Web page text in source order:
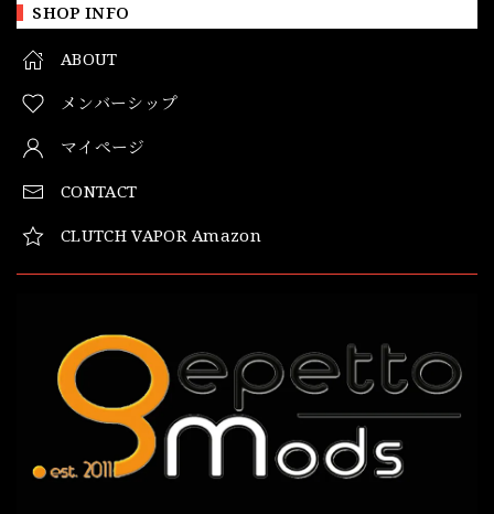
SHOP INFO
ABOUT
メンバーシップ
マイページ
CONTACT
CLUTCH VAPOR Amazon